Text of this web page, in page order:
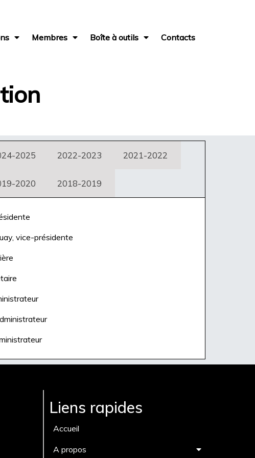
Membres Boîte à outils Contacts
2025 2022-2023 2021-2022
2020 2018-2019
vice-présidente
Liens rapides
Accueil
A propos